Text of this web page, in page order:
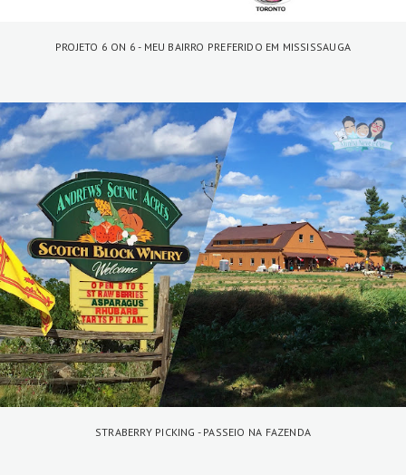
PROJETO 6 ON 6 - MEU BAIRRO PREFERIDO EM MISSISSAUGA
STRABERRY PICKING - PASSEIO NA FAZENDA